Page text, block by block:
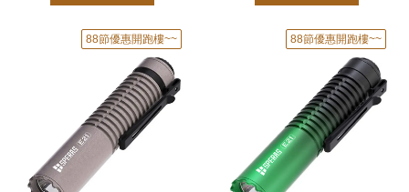
88節優惠開跑樓~~ 88節優惠開跑樓~~